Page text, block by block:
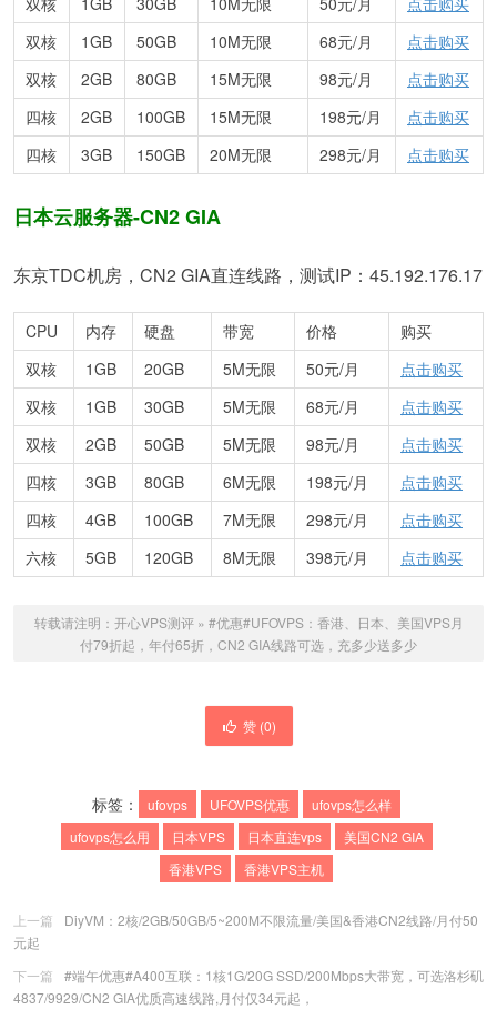
双核
1GB 50GB 10M无限 68元/月
点击购买
双核
2GB 80GB 15M无限 98元/月
点击购买
四核
2GB 100GB 15M无限 198元/月
点击购买
四核
3GB 150GB 20M无限 298元/月 点击购买
日本云服务器-CN2 GIA
东京TDC机房，CN2 GIA直连线路，测试IP：45.192.176.17
CPU 内存 硬盘 带宽 价格
购买
双核
1GB 20GB 5M无限 50元/月
点击购买
双核
1GB 30GB 5M无限 68元/月
点击购买
双核
2GB 50GB 5M无限 98元/月
点击购买
四核
3GB 80GB 6M无限 198元/月
点击购买
四核
4GB 100GB 7M无限 298元/月
点击购买
六核
5GB 120GB 8M无限 398元/月 点击购买
转载请注明： 开心VPS测评» #优惠#UFOVPS：香港、日本、美国VPS月
付79折起，年付65折，CN2 GIA线路可选，充多少送多少
赞 (0)
标签： ufovps UFOVPS优惠
ufovps怎么样
ufovps怎么用
日本VPS 日本直连vps
美国CN2 GIA
香港VPS
香港VPS主机
上一篇
DiyVM：2核/2GB/50GB/5~200M不限流量/美国&香港CN2线路/月付50
元起
下一篇
#端午优惠#A400互联：1核1G/20G SSD/200Mbps大带宽，可选洛杉矶
4837/9929/CN2 GIA优质高速线路,月付仅34元起，